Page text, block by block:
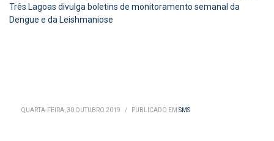
Três Lagoas divulga boletins de monitoramento semanal da
Dengue e da Leishmaniose
QUARTA-FEIRA, 30 OUTUBRO 2019 / PUBLICADO EM SMS